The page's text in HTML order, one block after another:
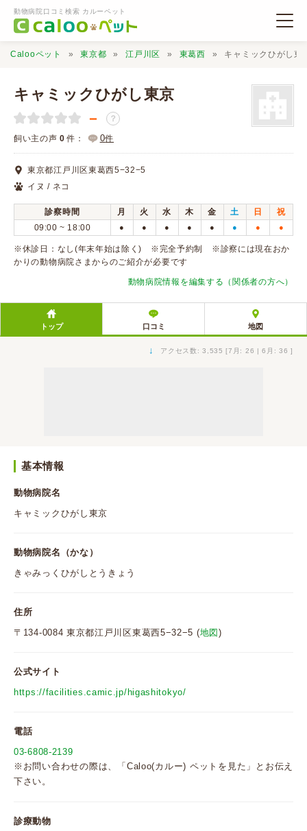
動物病院口コミ検索 カルーペット
動物病院検索
口コミ検索
Calooペットとは？
口コミ投稿
Calooペット 東京都 江戸川区 東葛西 キャミックひがし東
キャミックひがし東京
－ ？
飼い主の声 0 件： 0件
東京都江戸川区東葛西5−32−5
イヌ / ネコ
診察時間 月 火 水 木 金 土 日
祝
09:00 ~ 18:00
● ● ● ● ● ● ● ●
※休診日：なし(年末年始は除く) ※完全予約制 ※診察には現在おか
かりの動物病院さまからのご紹介が必要です
動物病院情報を編集する（関係者の方へ）
トップ 口コミ 地図
↓ アクセス数: 3,535 [7月: 26 | 6月: 36 ]
基本情報
動物病院名
キャミックひがし東京
動物病院名（かな）
きゃみっくひがしとうきょう
住所
〒134-0084 東京都江戸川区東葛西5−32−5 (地図)
公式サイト
https://facilities.camic.jp/higashitokyo/
電話
03-6808-2139
※お問い合わせの際は、「Caloo(カルー) ペットを見た」とお伝え
下さい。
診療動物